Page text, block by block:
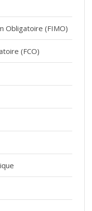
Obligatoire (FIMO)
(FCO)